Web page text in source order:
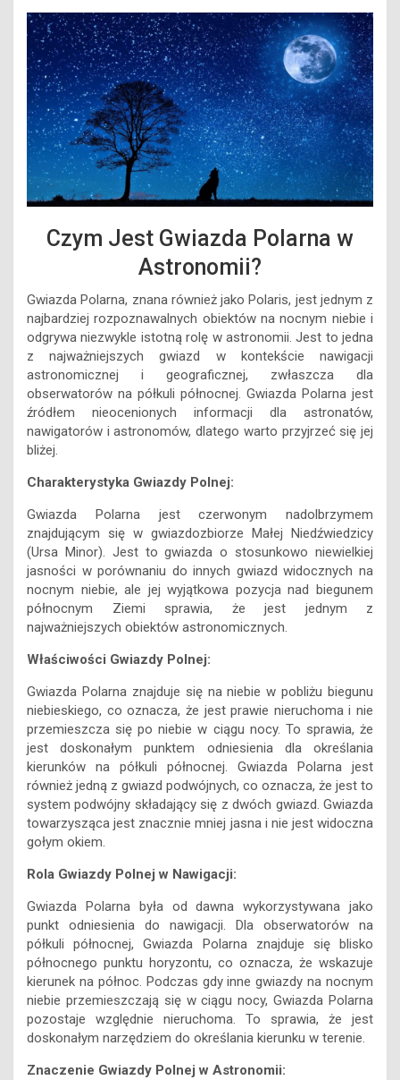
Czym Jest Gwiazda Polarna w
Astronomii?
Gwiazda Polarna, znana również jako Polaris, jest jednym z
najbardziej rozpoznawalnych obiektów na nocnym niebie i
odgrywa niezwykle istotną rolę w astronomii. Jest to jedna
z najważniejszych gwiazd w kontekście nawigacji
astronomicznej i geograficznej, zwłaszcza dla
obserwatorów na półkuli północnej. Gwiazda Polarna jest
źródłem nieocenionych informacji dla astronatów,
nawigatorów i astronomów, dlatego warto przyjrzeć się jej
bliżej.
Charakterystyka Gwiazdy Polnej:
Gwiazda Polarna jest czerwonym nadolbrzymem
znajdującym się w gwiazdozbiorze Małej Niedźwiedzicy
(Ursa Minor). Jest to gwiazda o stosunkowo niewielkiej
jasności w porównaniu do innych gwiazd widocznych na
nocnym niebie, ale jej wyjątkowa pozycja nad biegunem
północnym Ziemi sprawia, że jest jednym z
najważniejszych obiektów astronomicznych.
Właściwości Gwiazdy Polnej:
Gwiazda Polarna znajduje się na niebie w pobliżu biegunu
niebieskiego, co oznacza, że jest prawie nieruchoma i nie
przemieszcza się po niebie w ciągu nocy. To sprawia, że
jest doskonałym punktem odniesienia dla określania
kierunków na półkuli północnej. Gwiazda Polarna jest
również jedną z gwiazd podwójnych, co oznacza, że jest to
system podwójny składający się z dwóch gwiazd. Gwiazda
towarzysząca jest znacznie mniej jasna i nie jest widoczna
gołym okiem.
Rola Gwiazdy Polnej w Nawigacji:
Gwiazda Polarna była od dawna wykorzystywana jako
punkt odniesienia do nawigacji. Dla obserwatorów na
półkuli północnej, Gwiazda Polarna znajduje się blisko
północnego punktu horyzontu, co oznacza, że wskazuje
kierunek na północ. Podczas gdy inne gwiazdy na nocnym
niebie przemieszczają się w ciągu nocy, Gwiazda Polarna
pozostaje względnie nieruchoma. To sprawia, że jest
doskonałym narzędziem do określania kierunku w terenie.
Znaczenie Gwiazdy Polnej w Astronomii: